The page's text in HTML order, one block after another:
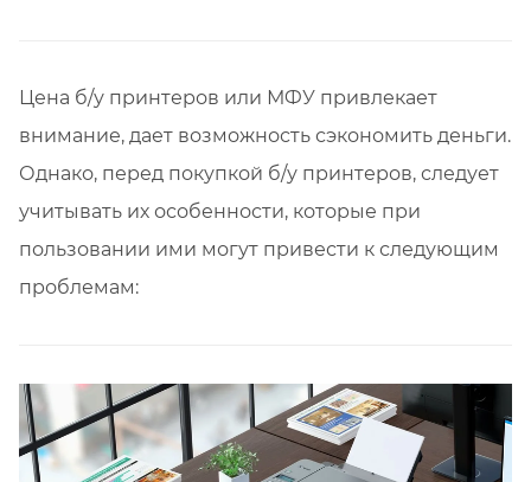
Цена б/у принтеров или МФУ привлекает
внимание, дает возможность сэкономить деньги.
Однако, перед покупкой б/у принтеров, следует
учитывать их особенности, которые при
пользовании ими могут привести к следующим
проблемам: